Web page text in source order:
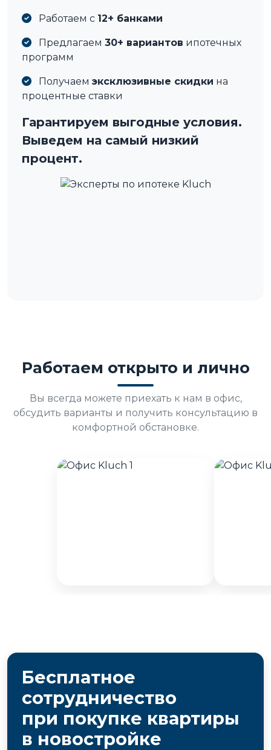
Работаем с 12+ банками
Предлагаем 30+ вариантов ипотечных
программ
Получаем эксклюзивные скидки на
процентные ставки
Гарантируем выгодные условия.
Выведем на самый низкий
процент.
Работаем открыто и лично
Вы всегда можете приехать к нам в офис,
обсудить варианты и получить консультацию в
комфортной обстановке.
Бесплатное
сотрудничество
при покупке квартиры
в новостройке